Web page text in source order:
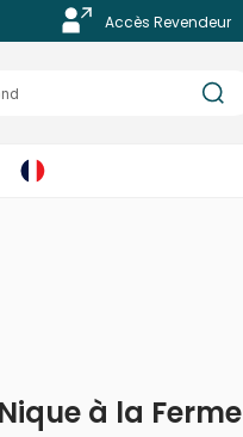
Accès Revendeur
à la Ferme